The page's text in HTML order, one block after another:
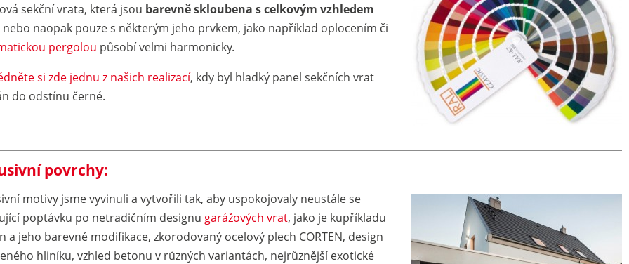
sekční vrata, která jsou barevně skloubena s celkovým vzhledem
naopak pouze s některým jeho prvkem, jako například oplocením či
pergolou působí velmi harmonicky.
si zde jednu z našich realizací, kdy byl hladký panel sekčních vrat
do odstínu černé.
povrchy:
motivy jsme vyvinuli a vytvořili tak, aby uspokojovaly neustále se
poptávku po netradičním designu garážových vrat, jako je kupříkladu
a jeho barevné modifikace, zkorodovaný ocelový plech CORTEN, design
hliníku, vzhled betonu v různých variantách, nejrůznější exotické